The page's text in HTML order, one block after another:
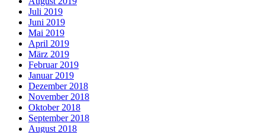
Juli 2019
Juni 2019
Mai 2019
April 2019
März 2019
Februar 2019
Januar 2019
Dezember 2018
November 2018
Oktober 2018
September 2018
August 2018